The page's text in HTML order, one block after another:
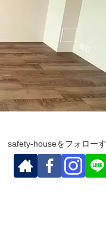
safety-houseをフォロー